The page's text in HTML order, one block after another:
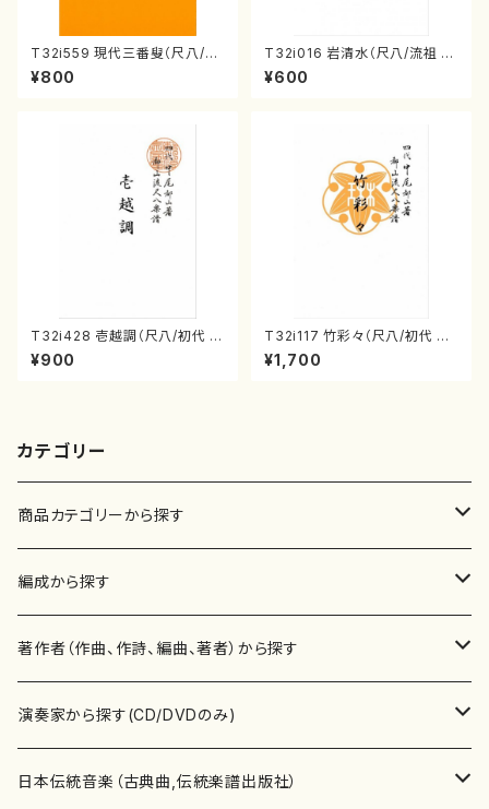
T32i559 現代三番叟（尺八/杵
屋正邦/楽譜）都山流公刊楽譜曲
番:2269
¥800
T32i016 岩清水（尺八/流祖 中
尾都山/楽譜）都山：15
¥600
T32i428 壱越調（尺八/初代 中
村双葉/楽譜）都山流公刊楽譜曲
番:2133
¥900
T32i117 竹彩々（尺八/初代 山
本邦山/尺八/都山式譜）都山流
公刊楽譜曲番:566
¥1,700
カテゴリー
商品カテゴリーから探す
楽譜
書籍
書籍
テキストブック
CD・DVD
チケット
編成から探す
邦楽器
箏・琴（ソロ）
箏・琴（合奏）
合唱
混声合唱
歌・声
著作者（作曲、作詩、編曲、著者）から探す
あ行
青木省三(アオキ ショウゾウ)
か行
演奏家から探す(CD/DVDのみ)
邦楽（箏、三味線、尺八等）演奏家
日本伝統音楽（古典曲,伝統楽譜出版社）